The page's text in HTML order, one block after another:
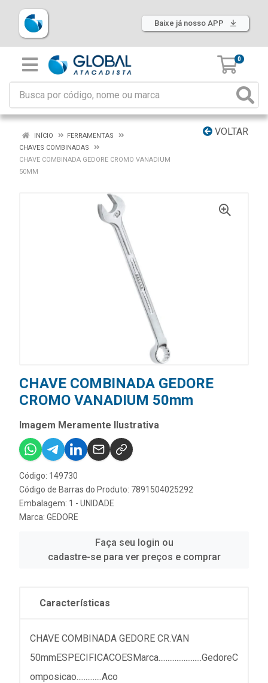
Baixe já nosso APP
0
VOLTAR
INÍCIO
FERRAMENTAS
CHAVES COMBINADAS
CHAVE COMBINADA GEDORE CROMO VANADIUM
50MM
CHAVE COMBINADA GEDORE
CROMO VANADIUM 50mm
Imagem Meramente Ilustrativa
Código: 149730
Código de Barras do Produto: 7891504025292
Embalagem: 1 - UNIDADE
Marca: GEDORE
Faça seu login ou
cadastre-se para ver preços e comprar
Características
CHAVE COMBINADA GEDORE CR.VAN
50mmESPECIFICACOESMarca........................GedoreC
omposicao..............Aco